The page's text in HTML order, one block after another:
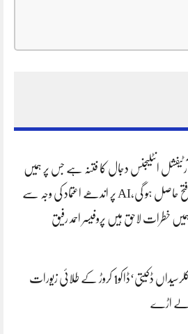
انٹلیجنس دجال کا فتنہ ہے جس پر ہمیں
فتح حاصل ہو گی،AI پر اندھے اعتماد کی وجہ سے
خطرات لاحق ہیں پروفیسر احمد رفیق
کلرسیداں ڈکیتی‘ڈاکو1 کروڑ کے طلائی زیورات
لے اڑے